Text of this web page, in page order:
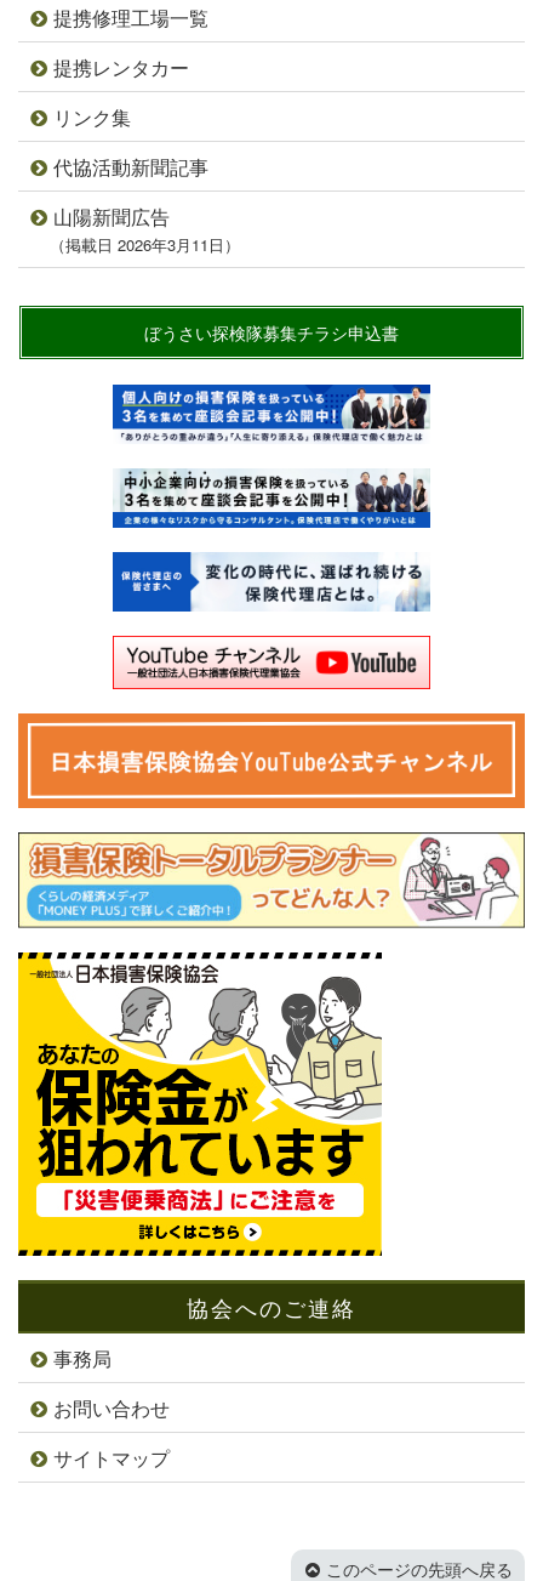
提携修理工場一覧
提携レンタカー
リンク集
代協活動新聞記事
山陽新聞広告
（掲載日 2026年3月11日）
ぼうさい探検隊募集チラシ申込書
協会へのご連絡
事務局
お問い合わせ
サイトマップ
このページの先頭へ戻る